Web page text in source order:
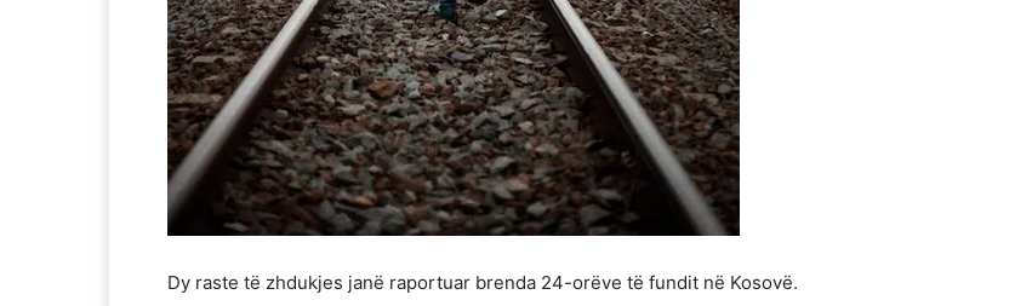
Dy raste të zhdukjes janë raportuar brenda 24-orëve të fundit në Kosovë.